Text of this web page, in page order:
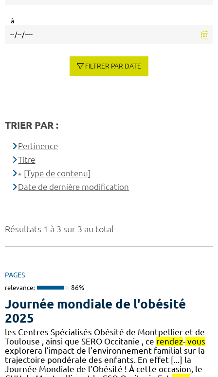
Résultats 1 à 3 sur 3 au total
PAGES
relevance: 86%
Journée mondiale de l'obésité
2025
les Centres Spécialisés Obésité de Montpellier et de
Toulouse , ainsi que SERO Occitanie , ce rendez- vous
explorera l’impact de l’environnement familial sur la
trajectoire pondérale des enfants. En effet [...] la
Journée Mondiale de l’Obésité ! À cette occasion, le
à
FILTRER PAR DATE
TRIER PAR :
Pertinence
Titre
[Type de contenu]
Date de dernière modification